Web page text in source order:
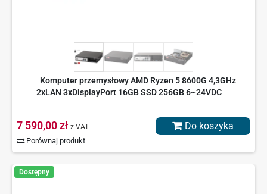
Komputer przemysłowy AMD Ryzen 5 8600G 4,3GHz
2xLAN 3xDisplayPort 16GB SSD 256GB 6~24VDC
7 590,00 zł z VAT
Porównaj produkt
Do koszyka
Dostępny